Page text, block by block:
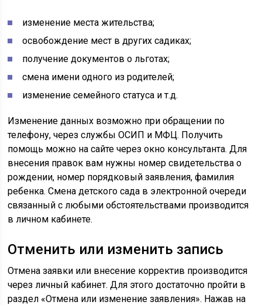
изменение места жительства;
освобождение мест в других садиках;
получение документов о льготах;
смена имени одного из родителей;
изменение семейного статуса и т.д.
Изменение данных возможно при обращении по
телефону, через службы ОСИП и МФЦ. Получить
помощь можно на сайте через окно консультанта. Для
внесения правок вам нужны номер свидетельства о
рождении, номер порядковый заявления, фамилия
ребенка. Смена детского сада в электронной очереди
связанный с любыми обстоятельствами производится
в личном кабинете.
Отменить или изменить запись
Отмена заявки или внесение корректив производится
через личный кабинет. Для этого достаточно пройти в
раздел «Отмена или изменение заявления». Нажав на